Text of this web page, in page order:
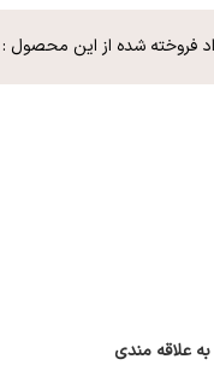
فروخته شده از این محصول :
علاقه مندی